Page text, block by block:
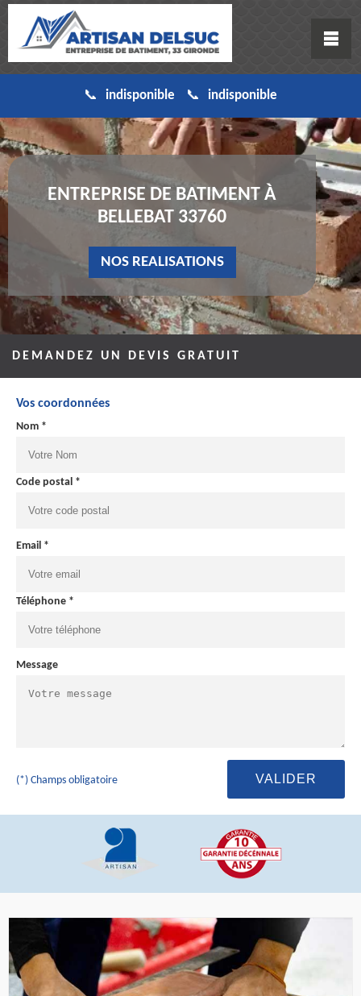
indisponible indisponible
ENTREPRISE DE BATIMENT À
BELLEBAT 33760
NOS REALISATIONS
DEMANDEZ UN DEVIS GRATUIT
Vos coordonnées
Nom *
Code postal *
Email *
Téléphone *
Message
(*) Champs obligatoire